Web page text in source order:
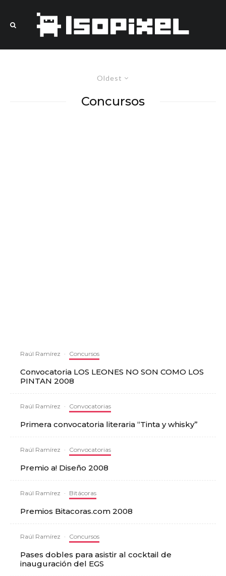
Oldest
Concursos
Raúl Ramírez · Concursos
Convocatoria LOS LEONES NO SON COMO LOS
PINTAN 2008
Raúl Ramírez · Convocatorias
Primera convocatoria literaria “Tinta y whisky”
Raúl Ramírez · Convocatorias
Premio a! Diseño 2008
Raúl Ramírez · Bitácoras
Premios Bitacoras.com 2008
Raúl Ramírez · Concursos
Pases dobles para asistir al cocktail de
inauguración del EGS